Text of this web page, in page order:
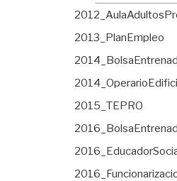
2013_PlanEmpleo
2015_TEPRO